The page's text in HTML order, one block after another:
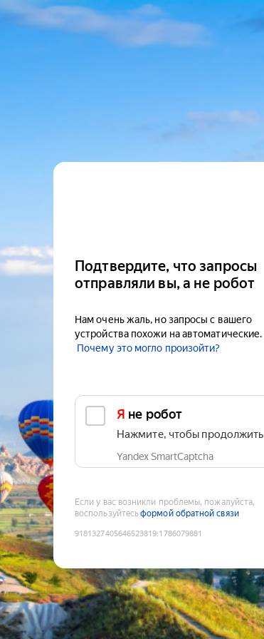
Подтвердите, что запросы
отправляли вы, а не робот
Нам очень жаль, но запросы с вашего
устройства похожи на автоматические.
Почему это могло произойти?
Я не робот
Нажмите, чтобы продолжить
Yandex SmartCaptcha
Если у вас возникли проблемы, пожалуйста,
воспользуйтесьформой обратной связи
9181327405646523819:1786079881